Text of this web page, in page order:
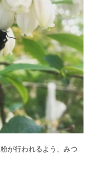
が行われるよう、みつ